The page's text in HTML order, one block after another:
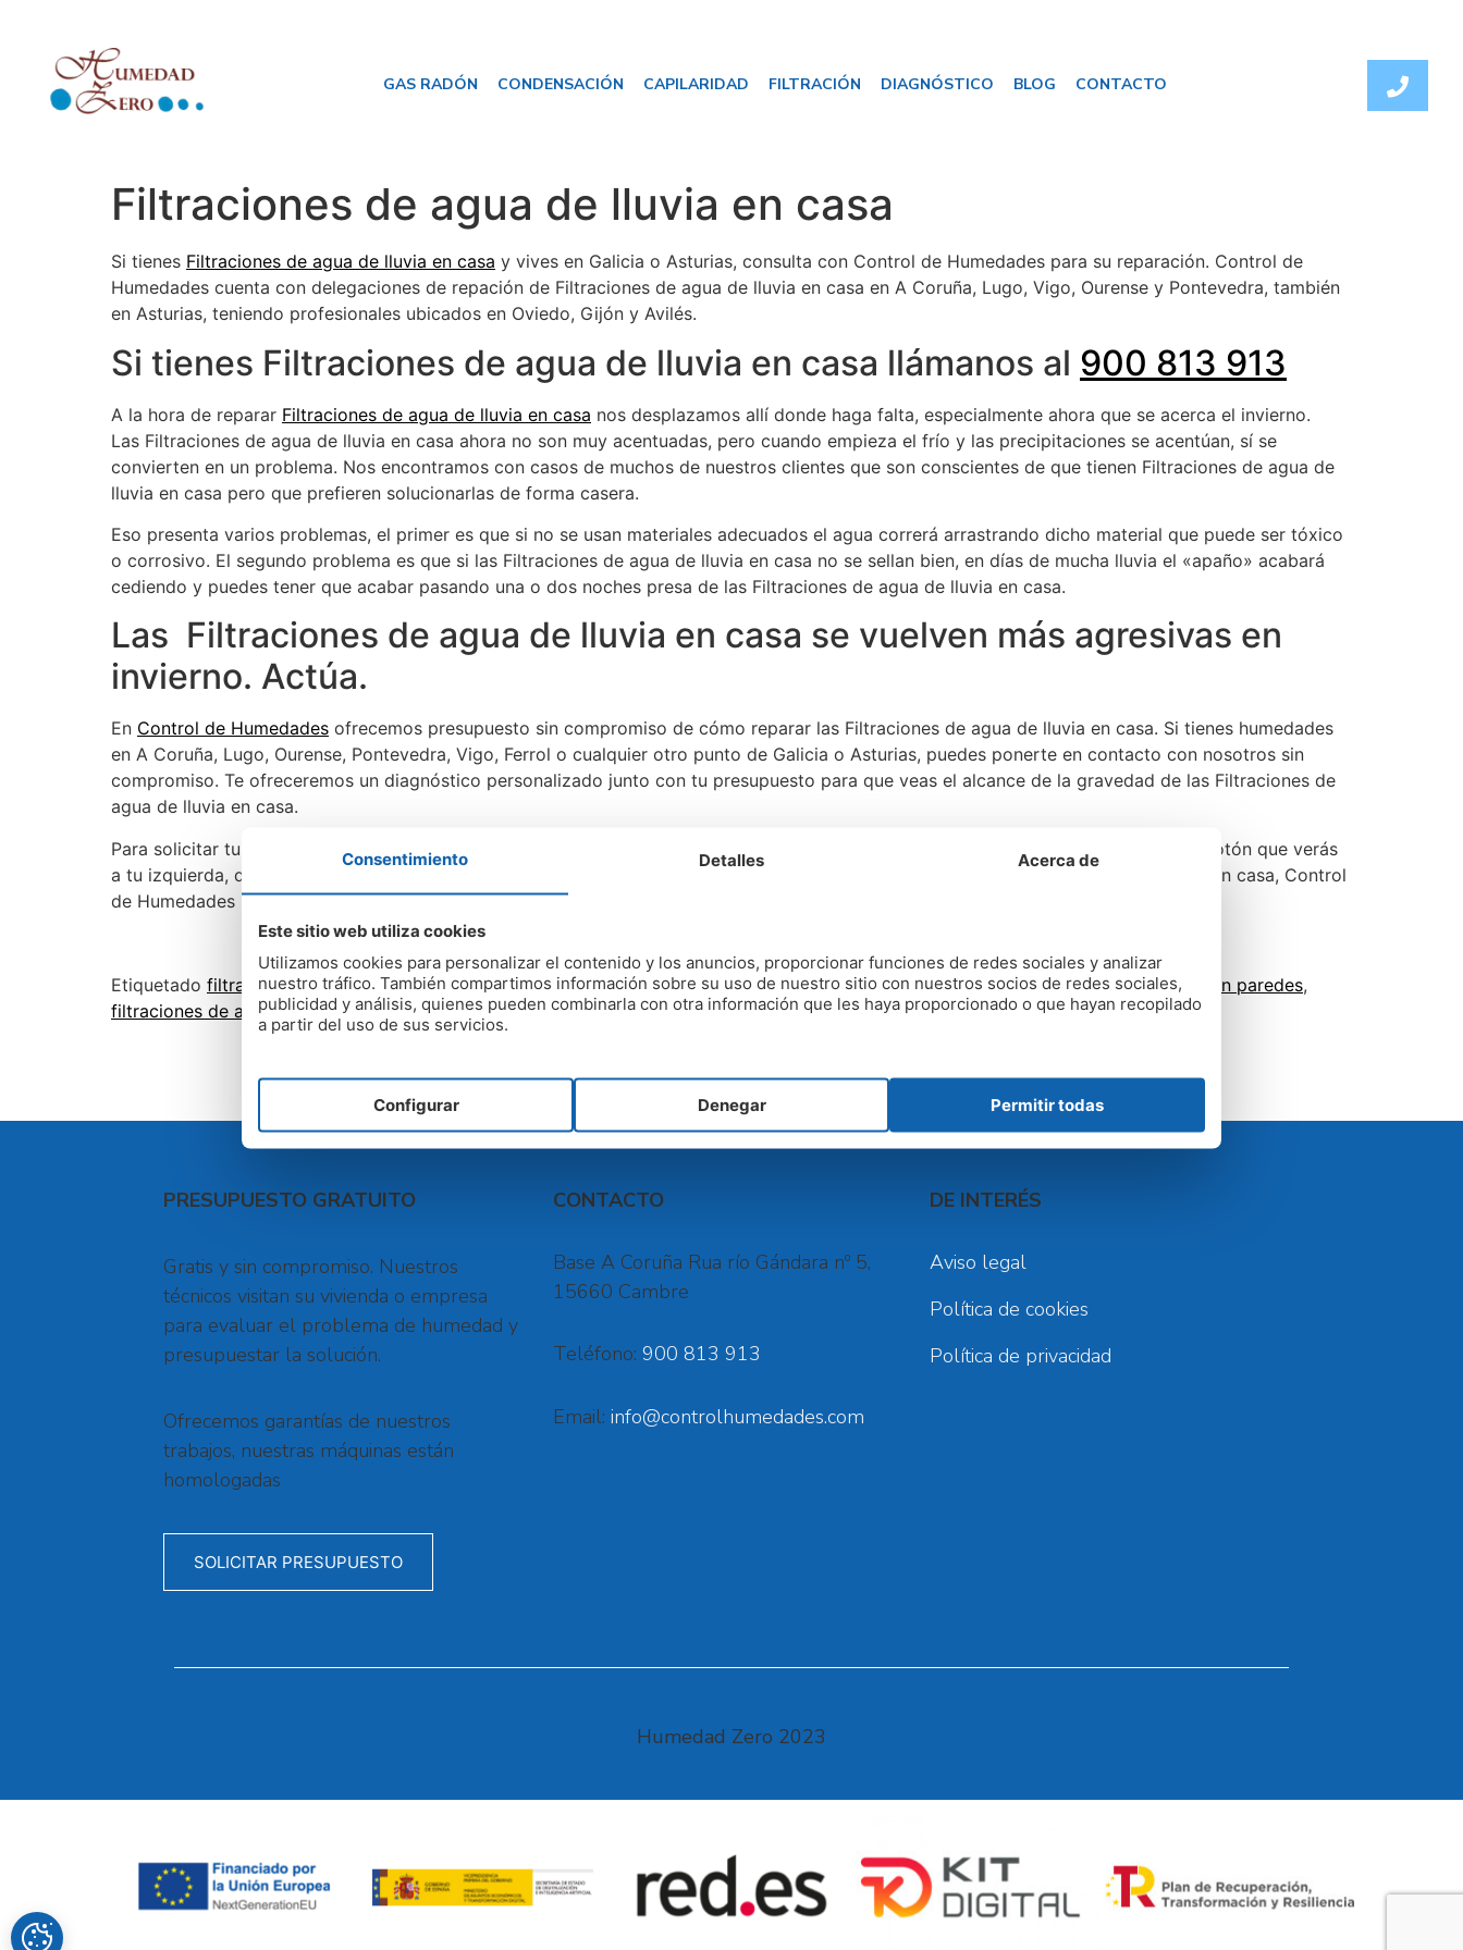
GAS RADÓN CONDENSACIÓN CAPILARIDAD FILTRACIÓN DIAGNÓSTICO BLOG CONTACTO
Filtraciones de agua de lluvia en casa
Si tienes Filtraciones de agua de lluvia en casa y vives en Galicia o Asturias, consulta con Control de Humedades para su reparación. Control de
Humedades cuenta con delegaciones de repación de Filtraciones de agua de lluvia en casa en A Coruña, Lugo, Vigo, Ourense y Pontevedra, también
en Asturias, teniendo profesionales ubicados en Oviedo, Gijón y Avilés.
Si tienes Filtraciones de agua de lluvia en casa llámanos al 900 813 913
A la hora de reparar Filtraciones de agua de lluvia en casa nos desplazamos allí donde haga falta, especialmente ahora que se acerca el invierno.
Las Filtraciones de agua de lluvia en casa ahora no son muy acentuadas, pero cuando empieza el frío y las precipitaciones se acentúan, sí se
convierten en un problema. Nos encontramos con casos de muchos de nuestros clientes que son conscientes de que tienen Filtraciones de agua de
lluvia en casa pero que prefieren solucionarlas de forma casera.
Eso presenta varios problemas, el primer es que si no se usan materiales adecuados el agua correrá arrastrando dicho material que puede ser tóxico
o corrosivo. El segundo problema es que si las Filtraciones de agua de lluvia en casa no se sellan bien, en días de mucha lluvia el «apaño» acabará
cediendo y puedes tener que acabar pasando una o dos noches presa de las Filtraciones de agua de lluvia en casa.
Las Filtraciones de agua de lluvia en casa se vuelven más agresivas en
invierno. Actúa.
En Control de Humedades ofrecemos presupuesto sin compromiso de cómo reparar las Filtraciones de agua de lluvia en casa. Si tienes humedades
en A Coruña, Lugo, Ourense, Pontevedra, Vigo, Ferrol o cualquier otro punto de Galicia o Asturias, puedes ponerte en contacto con nosotros sin
compromiso. Te ofreceremos un diagnóstico personalizado junto con tu presupuesto para que veas el alcance de la gravedad de las Filtraciones de
agua de lluvia en casa.
Para solicitar tu presupuesto y diagnóstico gratuito y sin compromiso solo tienes que llamarnos al teléfono
o pulsar el botón que verás
a tu izquierda, de color naranja, para solicitar presupuesto gratis. No esperes más y pon solución a tus Filtraciones de agua de lluvia en casa, Control
de Humedades lo hace con garantía de resultados.
Etiquetado filtraciones de agua de lluvia,filtraciones de agua de lluvia en casa,filtraciones de agua en edificios,filtraciones de agua en paredes,
filtraciones de agua en techos
PRESUPUESTO GRATUITO
Gratis y sin compromiso. Nuestros
técnicos visitan su vivienda o empresa
para evaluar el problema de humedad y
presupuestar la solución.
Ofrecemos garantías de nuestros
trabajos, nuestras máquinas están
homologadas
SOLICITAR PRESUPUESTO
CONTACTO
Base A Coruña Rua río Gándara nº 5,
15660 Cambre
Teléfono: 900 813 913
Email:info@controlhumedades.com
DE INTERÉS
Aviso legal
Política de cookies
Política de privacidad
Humedad Zero 2023
Consentimiento Detalles Acerca de
Este sitio web utiliza cookies
Utilizamos cookies para personalizar el contenido y los anuncios, proporcionar funciones de redes sociales y analizar
nuestro tráfico. También compartimos información sobre su uso de nuestro sitio con nuestros socios de redes sociales,
publicidad y análisis, quienes pueden combinarla con otra información que les haya proporcionado o que hayan recopilado
a partir del uso de sus servicios.
Configurar Denegar Permitir todas